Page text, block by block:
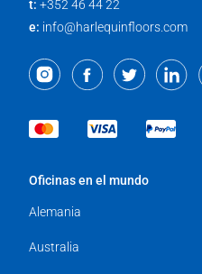
t: +352 46 44 22
e: info@harlequinfloors.com
Oficinas en el mundo
Alemania
Australia